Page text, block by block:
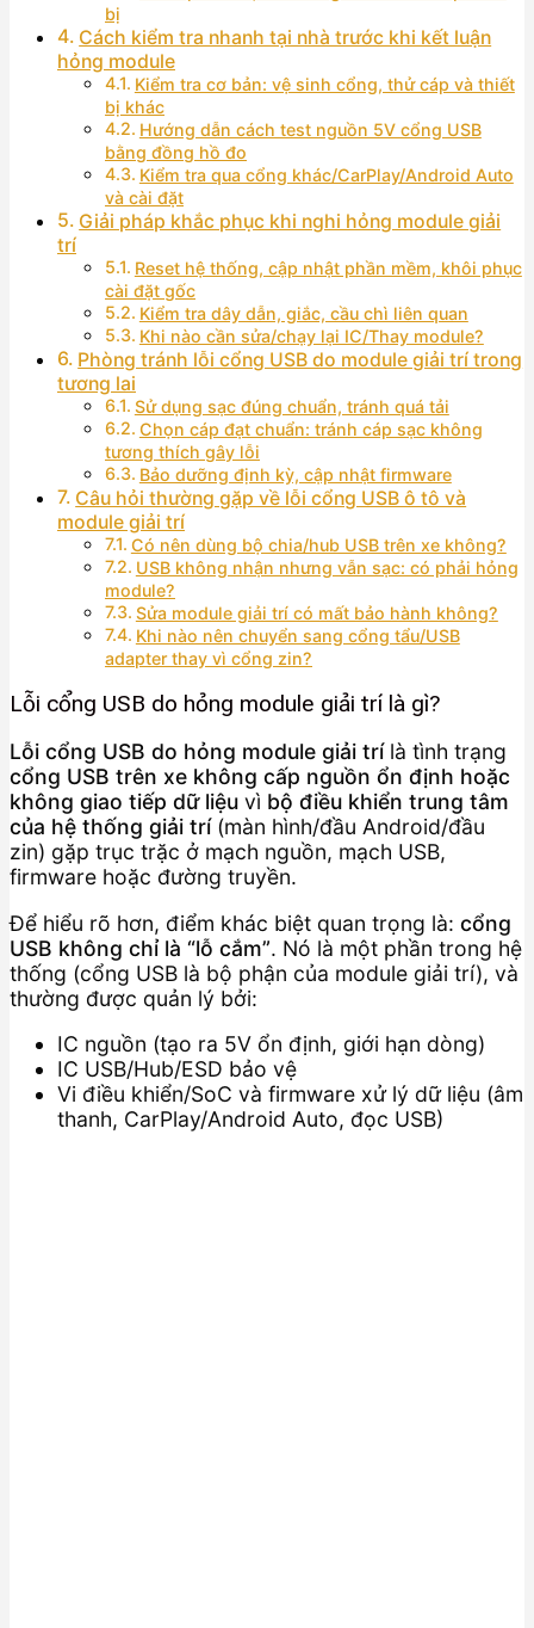
bị
Cách kiểm tra nhanh tại nhà trước khi kết luận
hỏng module
Kiểm tra cơ bản: vệ sinh cổng, thử cáp và thiết
bị khác
Hướng dẫn cách test nguồn 5V cổng USB
bằng đồng hồ đo
Kiểm tra qua cổng khác/CarPlay/Android Auto
và cài đặt
Giải pháp khắc phục khi nghi hỏng module giải
trí
Reset hệ thống, cập nhật phần mềm, khôi phục
cài đặt gốc
Kiểm tra dây dẫn, giắc, cầu chì liên quan
Khi nào cần sửa/chạy lại IC/Thay module?
Phòng tránh lỗi cổng USB do module giải trí trong
tương lai
Sử dụng sạc đúng chuẩn, tránh quá tải
Chọn cáp đạt chuẩn: tránh cáp sạc không
tương thích gây lỗi
Bảo dưỡng định kỳ, cập nhật firmware
Câu hỏi thường gặp về lỗi cổng USB ô tô và
module giải trí
Có nên dùng bộ chia/hub USB trên xe không?
USB không nhận nhưng vẫn sạc: có phải hỏng
module?
Sửa module giải trí có mất bảo hành không?
Khi nào nên chuyển sang cổng tẩu/USB
adapter thay vì cổng zin?
Lỗi cổng USB do hỏng module giải trí là gì?
Lỗi cổng USB do hỏng module giải trílà tình trạng
cổng USB trên xe không cấp nguồn ổn định hoặc
không giao tiếp dữ liệu vì bộ điều khiển trung tâm
của hệ thống giải trí(màn hình/đầu Android/đầu
zin) gặp trục trặc ở mạch nguồn, mạch USB,
firmware hoặc đường truyền.
Để hiểu rõ hơn, điểm khác biệt quan trọng là: cổng
USB không chỉ là “lỗ cắm”. Nó là một phần trong hệ
thống (cổng USB là bộ phận của module giải trí), và
thường được quản lý bởi:
IC nguồn (tạo ra 5V ổn định, giới hạn dòng)
IC USB/Hub/ESD bảo vệ
Vi điều khiển/SoC và firmware xử lý dữ liệu (âm
thanh, CarPlay/Android Auto, đọc USB)